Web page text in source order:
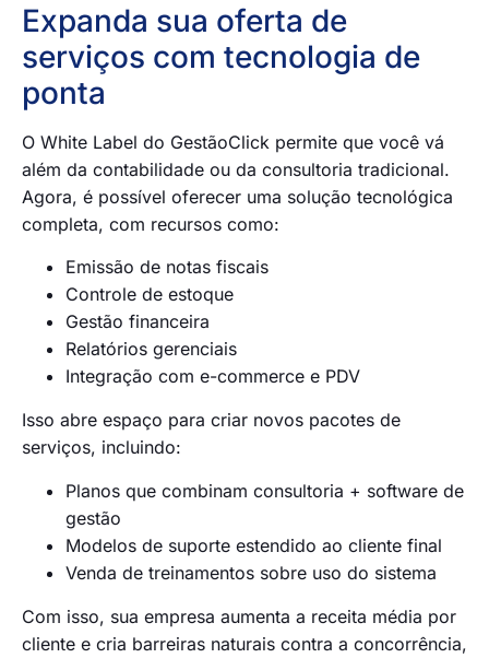
Expanda sua oferta de
serviços com tecnologia de
ponta
O White Label do GestãoClick permite que você vá
além da contabilidade ou da consultoria tradicional.
Agora, é possível oferecer uma solução tecnológica
completa, com recursos como:
Emissão de notas fiscais
Controle de estoque
Gestão financeira
Relatórios gerenciais
Integração com e-commerce e PDV
Isso abre espaço para criar novos pacotes de
serviços, incluindo:
Planos que combinam consultoria + software de
gestão
Modelos de suporte estendido ao cliente final
Venda de treinamentos sobre uso do sistema
Com isso, sua empresa aumenta a receita média por
cliente e cria barreiras naturais contra a concorrência,